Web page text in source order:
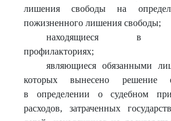
лишения свободы на
пожизненного лишения свободы;
находящиеся в
профилакториях;
являющиеся обязанными
которых вынесено решение о
в определении о судебном
расходов, затраченных